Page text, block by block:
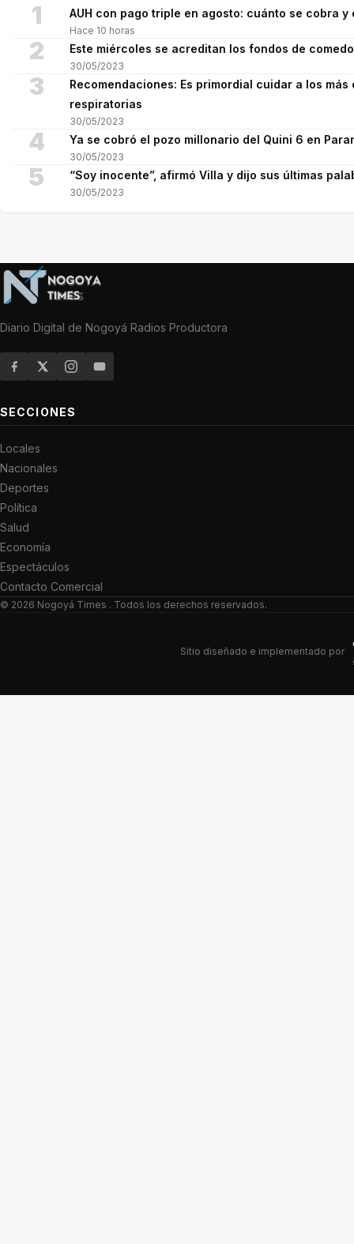
1 AUH con pago triple en agosto: cuánto se cobra
Hace 10 horas
2 Este miércoles se acreditan los fondos de
30/05/2023
3
Recomendaciones: Es primordial cuidar a los
respiratorias
30/05/2023
4 Ya se cobró el pozo millonario del Quini 6 en
30/05/2023
5 “Soy inocente”, afirmó Villa y dijo sus últimas
30/05/2023
Diario Digital de Nogoyá Radios Productora
SECCIONES
Locales
Nacionales
Deportes
Política
Salud
Economía
Espectáculos
Contacto Comercial
© 2026 Nogoyá Times . Todos los derechos reservados.
Sitio diseñado e implementado por